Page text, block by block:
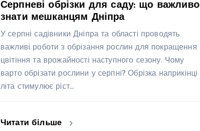
Серпневі обрізки для саду: що важливо
знати мешканцям Дніпра
У серпні садівники Дніпра та області проводять
важливі роботи з обрізання рослин для покращення
цвітіння та врожайності наступного сезону. Чому
варто обрізати рослини у серпні? Обрізка наприкінці
літа стимулює ріст…
Читати більше